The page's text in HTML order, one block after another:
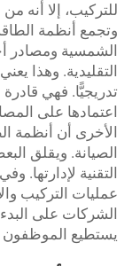
للتركيب، إلا أنه
وتجمع أنظمة
الشمسية ومصادر
التقليدية. وهذا
تدريجيًّا. فهي
اعتمادها على
الأخرى أن أنظمة
الصيانة. ويقلق
عمليات التركيب
الشركات على
يستطيع الموظفون